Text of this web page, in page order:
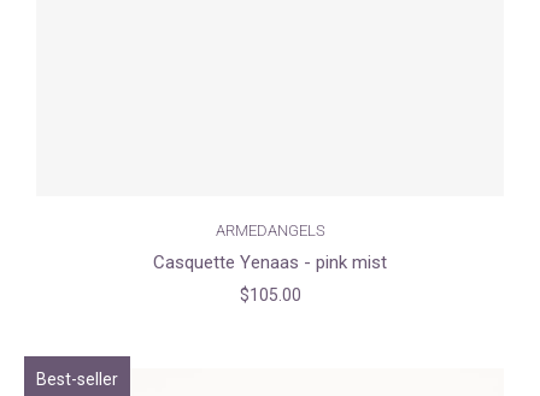
ARMEDANGELS
Casquette Yenaas - pink mist
$105.00
Best-seller